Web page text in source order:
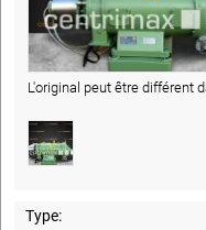
L'original peut être différent
Type: